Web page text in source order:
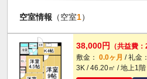
空室情報 （空室1）
38,000円
（共益費
敷金： 0.0ヶ月 / 礼金：
3K / 46.20㎡ / 地上1階